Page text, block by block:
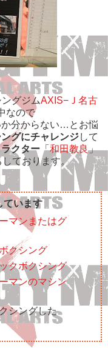
グジムAXIS−Ｊ名古
なので
分からない…とお悩
グにチャレンジして
クター 「和田教良」
ております。
ています
マンまたはグ
クシング
クボクシング
マンのマシン
シングした